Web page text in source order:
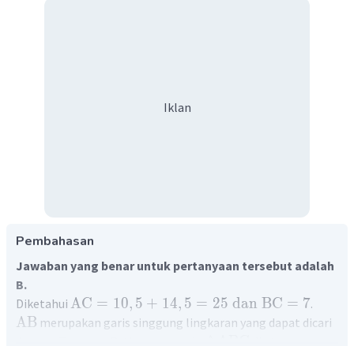
Iklan
Pembahasan
Jawaban yang benar untuk pertanyaan tersebut adalah
B.
Diketahui AC = 10, 5 + 14, 5 = 25 dan BC = 7.
AB merupakan garis singgung lingkaran yang dapat dicari